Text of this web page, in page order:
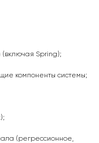
Spring);
компоненты системы;
(регрессионное,